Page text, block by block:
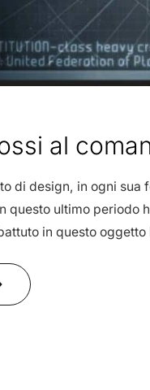
al
di design, in ogni
questo ultimo periodo
in questo